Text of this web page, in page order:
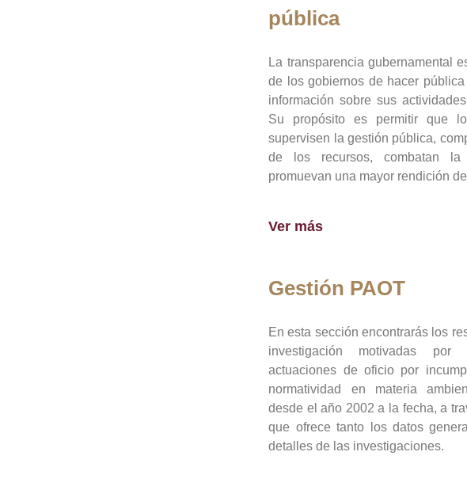
pública
La transparencia gubernamental
de los gobiernos de hacer
información sobre sus
Su propósito es permitir que
supervisen la gestión pública,
de los recursos, combatan la
promuevan una mayor rendición
Ver más
Gestión PAOT
En esta sección encontrarás los
investigación motivadas por
actuaciones de oficio por
normatividad en materia
desde el año 2002 a la fecha, a
que ofrece tanto los datos
detalles de las investigaciones.